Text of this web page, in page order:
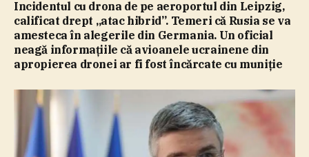
Incidentul cu drona de pe aeroportul din Leipzig,
calificat drept „atac hibrid”. Temeri că Rusia se va
amesteca în alegerile din Germania. Un oficial
neagă informaţiile că avioanele ucrainene din
apropierea dronei ar fi fost încărcate cu muniţie